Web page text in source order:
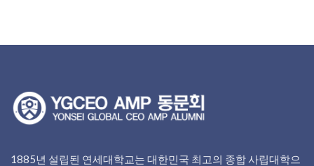
1885년 설립된 연세대학교는 대한민국 최고의 종합 사립대학으